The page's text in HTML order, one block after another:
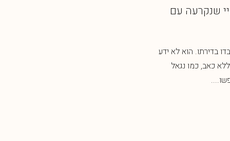
שנקרעה עם
הוא לא ידע
כאב, כמו נגאל